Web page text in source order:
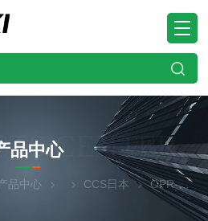
CENTER
品中心
品中心 CCS日本 OPR-S70-43R日本精品CCS晰写速 超高亮度环形照明灯